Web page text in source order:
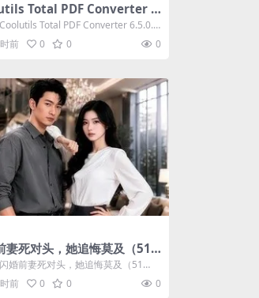
Total PDF Converter 6.
Total PDF Converter 6.5.0.
前 0 0 0
妻死对头，她追悔莫及（51
短剧 (2026)
婚前妻死对头，她追悔莫及（51
剧 (2026) 分类：短剧 年...
前 0 0 0